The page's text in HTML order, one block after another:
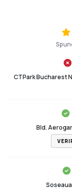
CTPark Bucharest
Bld.